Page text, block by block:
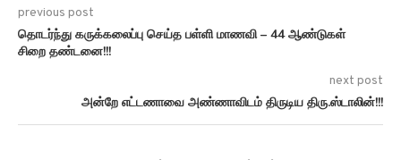
previous post
தொடர்ந்து கருக்கலைப்பு செய்த பள்ளி மாணவி – 44 ஆண்டுகள்
சிறை தண்டனை!!!
next post
அன்றே எட்டணாவை அண்ணாவிடம் திருடிய திரு.ஸ்டாலின்!!!